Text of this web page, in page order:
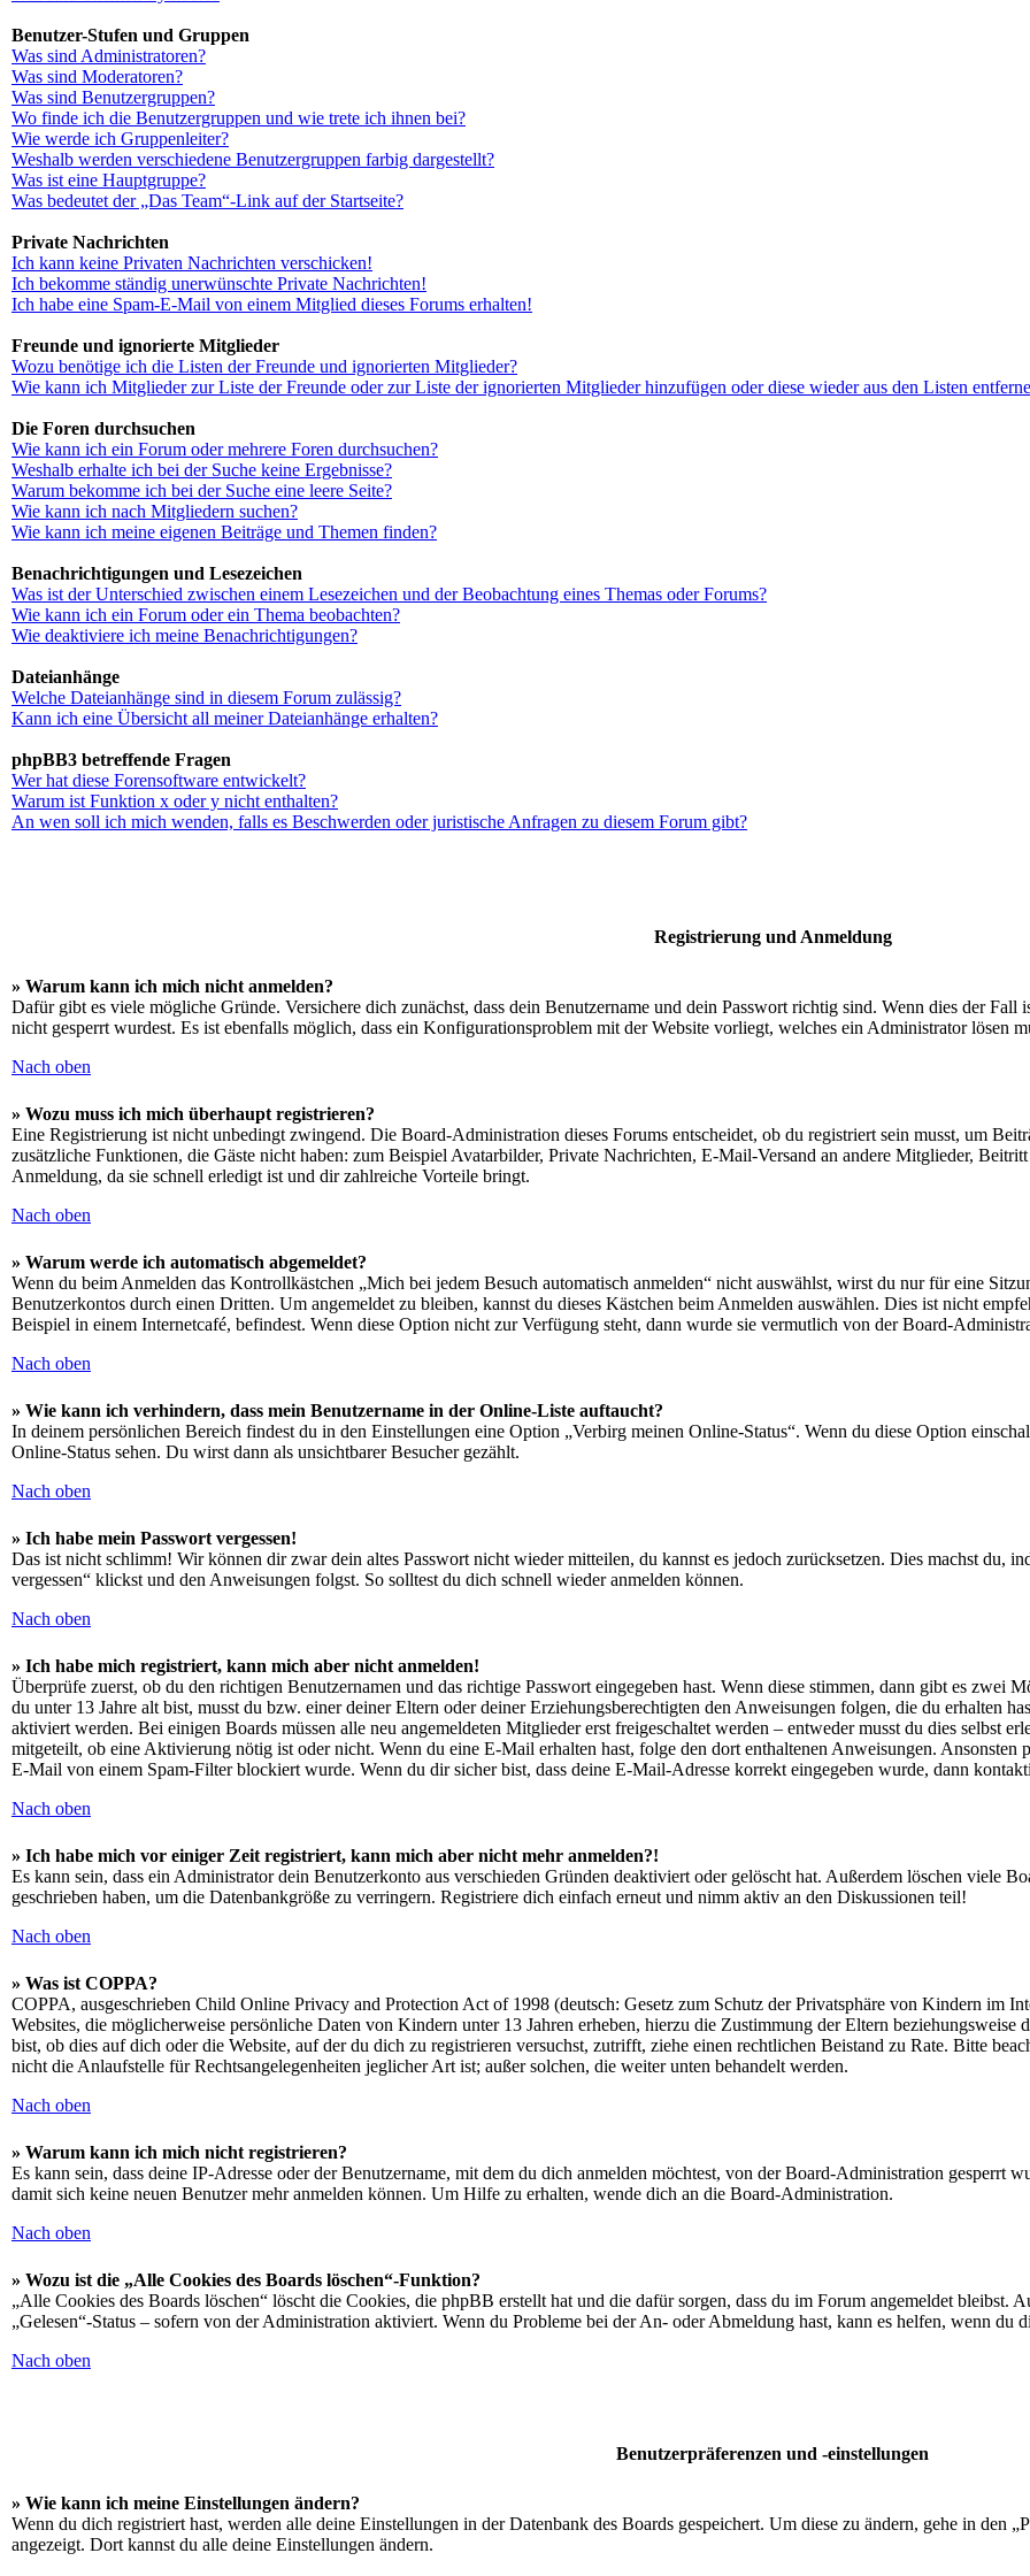
Benutzer-Stufen und Gruppen
Was sind Administratoren?
Was sind Moderatoren?
Was sind Benutzergruppen?
Wo finde ich die Benutzergruppen und wie trete ich ihnen bei?
Wie werde ich Gruppenleiter?
Weshalb werden verschiedene Benutzergruppen farbig dargestellt?
Was ist eine Hauptgruppe?
Was bedeutet der „Das Team“-Link auf der Startseite?
Private Nachrichten
Ich kann keine Privaten Nachrichten verschicken!
Ich bekomme ständig unerwünschte Private Nachrichten!
Ich habe eine Spam-E-Mail von einem Mitglied dieses Forums erhalten!
Freunde und ignorierte Mitglieder
Wozu benötige ich die Listen der Freunde und ignorierten Mitglieder?
Wie kann ich Mitglieder zur Liste der Freunde oder zur Liste der ignorierten Mitglieder hinzufügen oder diese wieder aus den Listen
Die Foren durchsuchen
Wie kann ich ein Forum oder mehrere Foren durchsuchen?
Weshalb erhalte ich bei der Suche keine Ergebnisse?
Warum bekomme ich bei der Suche eine leere Seite?
Wie kann ich nach Mitgliedern suchen?
Wie kann ich meine eigenen Beiträge und Themen finden?
Benachrichtigungen und Lesezeichen
Was ist der Unterschied zwischen einem Lesezeichen und der Beobachtung eines Themas oder Forums?
Wie kann ich ein Forum oder ein Thema beobachten?
Wie deaktiviere ich meine Benachrichtigungen?
Dateianhänge
Welche Dateianhänge sind in diesem Forum zulässig?
Kann ich eine Übersicht all meiner Dateianhänge erhalten?
phpBB3 betreffende Fragen
Wer hat diese Forensoftware entwickelt?
Warum ist Funktion x oder y nicht enthalten?
An wen soll ich mich wenden, falls es Beschwerden oder juristische Anfragen zu diesem Forum gibt?
Registrierung und Anmeldung
» Warum kann ich mich nicht anmelden?
Dafür gibt es viele mögliche Gründe. Versichere dich zunächst, dass dein Benutzername und dein Passwort richtig sind. Wenn dies der
nicht gesperrt wurdest. Es ist ebenfalls möglich, dass ein Konfigurationsproblem mit der Website vorliegt, welches ein Administrator lösen
Nach oben
» Wozu muss ich mich überhaupt registrieren?
Eine Registrierung ist nicht unbedingt zwingend. Die Board-Administration dieses Forums entscheidet, ob du registriert sein musst, um
zusätzliche Funktionen, die Gäste nicht haben: zum Beispiel Avatarbilder, Private Nachrichten, E-Mail-Versand an andere Mitglieder,
Anmeldung, da sie schnell erledigt ist und dir zahlreiche Vorteile bringt.
Nach oben
» Warum werde ich automatisch abgemeldet?
Wenn du beim Anmelden das Kontrollkästchen „Mich bei jedem Besuch automatisch anmelden“ nicht auswählst, wirst du nur für eine
Benutzerkontos durch einen Dritten. Um angemeldet zu bleiben, kannst du dieses Kästchen beim Anmelden auswählen. Dies ist nicht
Beispiel in einem Internetcafé, befindest. Wenn diese Option nicht zur Verfügung steht, dann wurde sie vermutlich von der Board-
Nach oben
» Wie kann ich verhindern, dass mein Benutzername in der Online-Liste auftaucht?
In deinem persönlichen Bereich findest du in den Einstellungen eine Option „Verbirg meinen Online-Status“. Wenn du diese Option
Online-Status sehen. Du wirst dann als unsichtbarer Besucher gezählt.
Nach oben
» Ich habe mein Passwort vergessen!
Das ist nicht schlimm! Wir können dir zwar dein altes Passwort nicht wieder mitteilen, du kannst es jedoch zurücksetzen. Dies machst du,
vergessen“ klickst und den Anweisungen folgst. So solltest du dich schnell wieder anmelden können.
Nach oben
» Ich habe mich registriert, kann mich aber nicht anmelden!
Überprüfe zuerst, ob du den richtigen Benutzernamen und das richtige Passwort eingegeben hast. Wenn diese stimmen, dann gibt es zwei
du unter 13 Jahre alt bist, musst du bzw. einer deiner Eltern oder deiner Erziehungsberechtigten den Anweisungen folgen, die du erhalten
aktiviert werden. Bei einigen Boards müssen alle neu angemeldeten Mitglieder erst freigeschaltet werden – entweder musst du dies selbst
mitgeteilt, ob eine Aktivierung nötig ist oder nicht. Wenn du eine E-Mail erhalten hast, folge den dort enthaltenen Anweisungen.
E-Mail von einem Spam-Filter blockiert wurde. Wenn du dir sicher bist, dass deine E-Mail-Adresse korrekt eingegeben wurde, dann
Nach oben
» Ich habe mich vor einiger Zeit registriert, kann mich aber nicht mehr anmelden?!
Es kann sein, dass ein Administrator dein Benutzerkonto aus verschieden Gründen deaktiviert oder gelöscht hat. Außerdem löschen viele
geschrieben haben, um die Datenbankgröße zu verringern. Registriere dich einfach erneut und nimm aktiv an den Diskussionen teil!
Nach oben
» Was ist COPPA?
COPPA, ausgeschrieben Child Online Privacy and Protection Act of 1998 (deutsch: Gesetz zum Schutz der Privatsphäre von Kindern im
Websites, die möglicherweise persönliche Daten von Kindern unter 13 Jahren erheben, hierzu die Zustimmung der Eltern beziehungsweise
bist, ob dies auf dich oder die Website, auf der du dich zu registrieren versuchst, zutrifft, ziehe einen rechtlichen Beistand zu Rate. Bitte
nicht die Anlaufstelle für Rechtsangelegenheiten jeglicher Art ist; außer solchen, die weiter unten behandelt werden.
Nach oben
» Warum kann ich mich nicht registrieren?
Es kann sein, dass deine IP-Adresse oder der Benutzername, mit dem du dich anmelden möchtest, von der Board-Administration gesperrt
damit sich keine neuen Benutzer mehr anmelden können. Um Hilfe zu erhalten, wende dich an die Board-Administration.
Nach oben
» Wozu ist die „Alle Cookies des Boards löschen“-Funktion?
„Alle Cookies des Boards löschen“ löscht die Cookies, die phpBB erstellt hat und die dafür sorgen, dass du im Forum angemeldet bleibst.
„Gelesen“-Status – sofern von der Administration aktiviert. Wenn du Probleme bei der An- oder Abmeldung hast, kann es helfen, wenn du
Nach oben
Benutzerpräferenzen und -einstellungen
» Wie kann ich meine Einstellungen ändern?
Wenn du dich registriert hast, werden alle deine Einstellungen in der Datenbank des Boards gespeichert. Um diese zu ändern, gehe in den
angezeigt. Dort kannst du alle deine Einstellungen ändern.